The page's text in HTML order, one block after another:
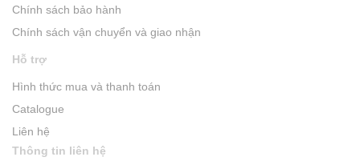
Chính sách bảo hành
Chính sách vận chuyển và giao nhận
Hỗ trợ
Hình thức mua và thanh toán
Catalogue
Liên hệ
Thông tin liên hệ